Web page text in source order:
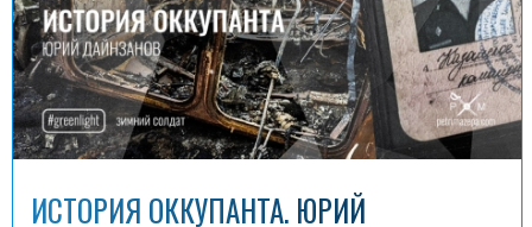
ИСТОРИЯ ОККУПАНТА. ЮРИЙ